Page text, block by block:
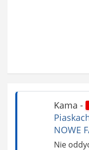
Kama -
NOWE
Nie